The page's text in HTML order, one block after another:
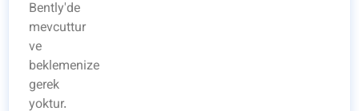
Bently'de
mevcuttur
ve
beklemenize
gerek
yoktur.